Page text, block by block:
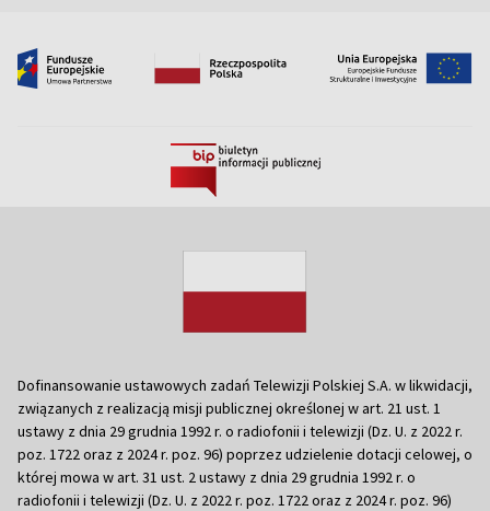
Dofinansowanie ustawowych zadań Telewizji Polskiej S.A. w likwidacji,
związanych z realizacją misji publicznej określonej w art. 21 ust. 1
ustawy z dnia 29 grudnia 1992 r. o radiofonii i telewizji (Dz. U. z 2022 r.
poz. 1722 oraz z 2024 r. poz. 96) poprzez udzielenie dotacji celowej, o
której mowa w art. 31 ust. 2 ustawy z dnia 29 grudnia 1992 r. o
radiofonii i telewizji (Dz. U. z 2022 r. poz. 1722 oraz z 2024 r. poz. 96)